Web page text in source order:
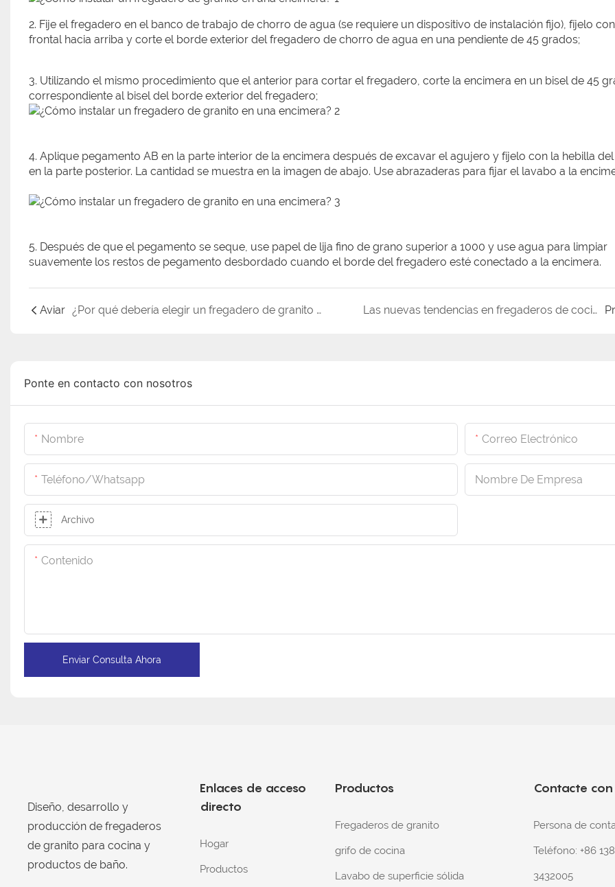
2. Fije el fregadero en el banco de trabajo de chorro de agua (se requiere un dispositivo de instalación fijo), fíjelo
frontal hacia arriba y corte el borde exterior del fregadero de chorro de agua en una pendiente de 45 grados;
3. Utilizando el mismo procedimiento que el anterior para cortar el fregadero, corte la encimera en un bisel de 45
correspondiente al bisel del borde exterior del fregadero;
4. Aplique pegamento AB en la parte interior de la encimera después de excavar el agujero y fíjelo con la hebilla
en la parte posterior. La cantidad se muestra en la imagen de abajo. Use abrazaderas para fijar el lavabo a la
5. Después de que el pegamento se seque, use papel de lija fino de grano superior a 1000 y use agua para limpiar
suavemente los restos de pegamento desbordado cuando el borde del fregadero esté conectado a la encimera.
Aviar ¿Por qué debería elegir un fregadero de granito PMMA en la cocina? Las nuevas tendencias en fregaderos de cocina te darán la vida que deseas
Ponte en contacto con nosotros
Nombre Correo Electrónico
Teléfono/whatsapp Nombre De Empresa
Archivo
Contenido
Enviar Consulta Ahora
Diseño, desarrollo y
producción de fregaderos
de granito para cocina y
productos de baño.
Enlaces de acceso
directo
Hogar
Productos
Productos
Fregaderos de granito
grifo de cocina
Lavabo de superficie sólida
Contacte
Persona de
Teléfono: +86
3432005